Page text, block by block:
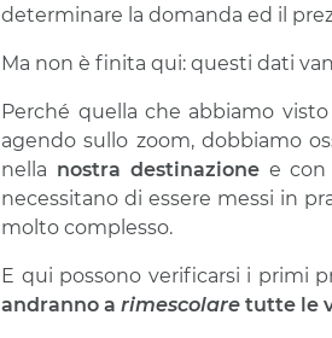
determinare la domanda ed il
Ma non è finita qui: questi dati
Perché quella che abbiamo
agendo sullo zoom, dobbiamo
nella nostra destinazionee con
necessitano di essere messi in
molto complesso.
E qui possono verificarsi i primi
andranno arimescolare tutte le